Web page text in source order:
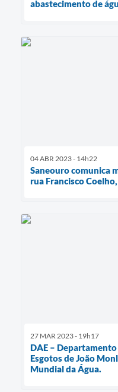
abastecimento de
04 ABR 2023 - 14h22
Saneouro comunica
rua Francisco
27 MAR 2023 - 19h17
DAE –
Esgotos de João
Mundial da Água.